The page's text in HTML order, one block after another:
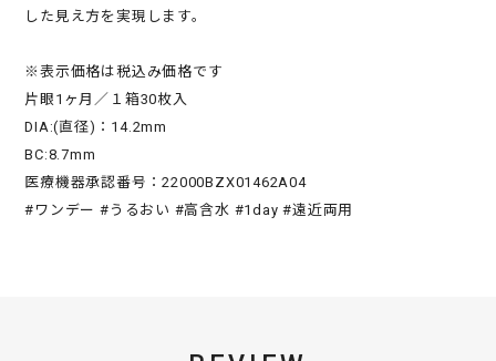
した見え方を実現します。
※表示価格は税込み価格です
片眼1ヶ月／１箱30枚入
DIA:(直径)：14.2mm
BC:8.7mm
医療機器承認番号：22000BZX01462A04
#ワンデー #うるおい #高含水 #1day #遠近両用